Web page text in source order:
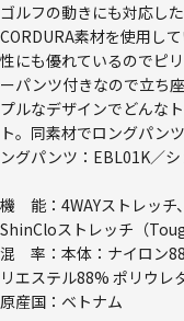
ゴルフの動きにも対応し
CORDURA素材を使用し
性にも優れているのでピ
ーパンツ付きなので立ち
プルなデザインでどんな
ト。同素材でロングパン
ングパンツ：EBL01K／シ
機 能：4WAYストレッチ
ShinCloストレッチ（
混 率：本体：ナイロン
リエステル88% ポリウレ
原産国：ベトナム